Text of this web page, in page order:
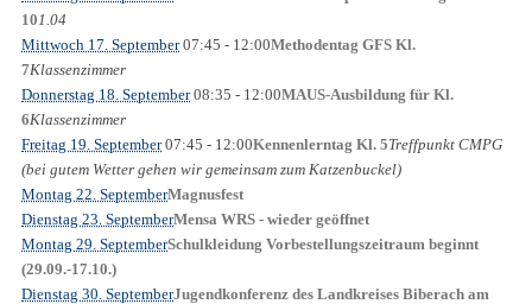
10 1.04
Mittwoch 17. September07:45 - 12:00Methodentag GFS Kl.
7Klassenzimmer
Donnerstag 18. September08:35 - 12:00MAUS-Ausbildung für Kl.
6Klassenzimmer
Freitag 19. September07:45 - 12:00Kennenlerntag Kl. 5Treffpunkt CMPG
(bei gutem Wetter gehen wir gemeinsam zum Katzenbuckel)
Montag 22. SeptemberMagnusfest
Dienstag 23. SeptemberMensa WRS - wieder geöffnet
Montag 29. SeptemberSchulkleidung Vorbestellungszeitraum beginnt
(29.09.-17.10.)
Dienstag 30. SeptemberJugendkonferenz des Landkreises Biberach am